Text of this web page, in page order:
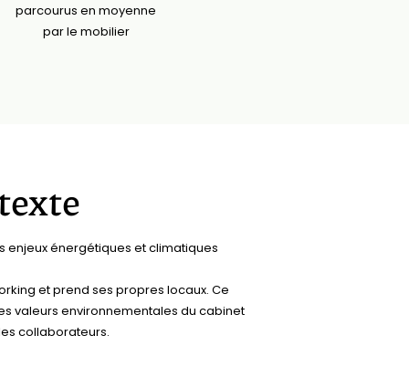
parcourus en moyenne
par le mobilier
enjeux énergétiques et climatiques
et prend ses propres locaux. Ce
valeurs environnementales du cabinet
collaborateurs.